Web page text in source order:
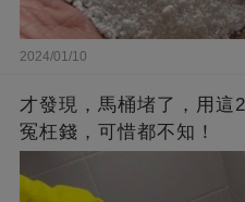
2024/01/10
才發現，馬桶堵了，用這
冤枉錢，可惜都不知！